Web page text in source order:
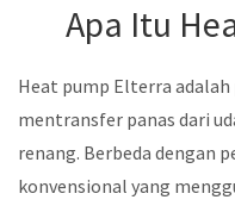
Apa Itu
Heat pump Elterra
mentransfer panas dari
renang. Berbeda dengan
konvensional yang